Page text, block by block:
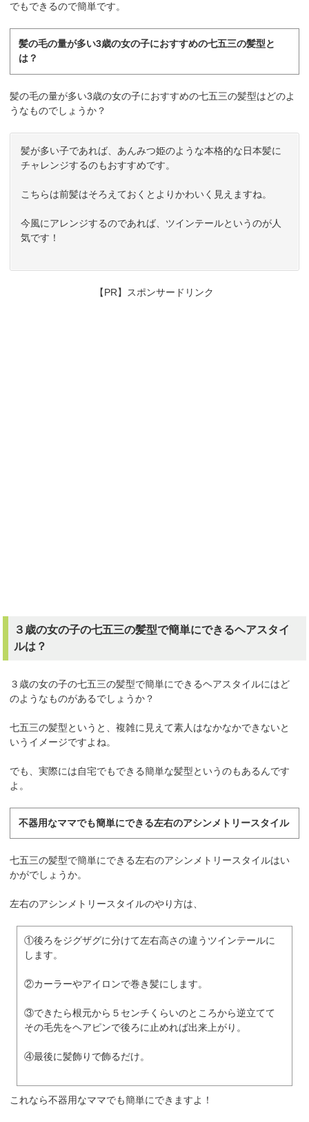
でもできるので簡単です。
髪の毛の量が多い3歳の女の子におすすめの七五三の髪型と
は？
髪の毛の量が多い3歳の女の子におすすめの七五三の髪型はどのよ
うなものでしょうか？
髪が多い子であれば、あんみつ姫のような本格的な日本髪に
チャレンジするのもおすすめです。
こちらは前髪はそろえておくとよりかわいく見えますね。
今風にアレンジするのであれば、ツインテールというのが人
気です！
【PR】スポンサードリンク
３歳の女の子の七五三の髪型で簡単にできるヘアスタイ
ルは？
３歳の女の子の七五三の髪型で簡単にできるヘアスタイルにはど
のようなものがあるでしょうか？
七五三の髪型というと、複雑に見えて素人はなかなかできないと
いうイメージですよね。
でも、実際には自宅でもできる簡単な髪型というのもあるんです
よ。
不器用なママでも簡単にできる左右のアシンメトリースタイル
七五三の髪型で簡単にできる左右のアシンメトリースタイルはい
かがでしょうか。
左右のアシンメトリースタイルのやり方は、
①後ろをジグザグに分けて左右高さの違うツインテールに
します。
②カーラーやアイロンで巻き髪にします。
③できたら根元から５センチくらいのところから逆立てて
その毛先をヘアピンで後ろに止めれば出来上がり。
④最後に髪飾りで飾るだけ。
これなら不器用なママでも簡単にできますよ！